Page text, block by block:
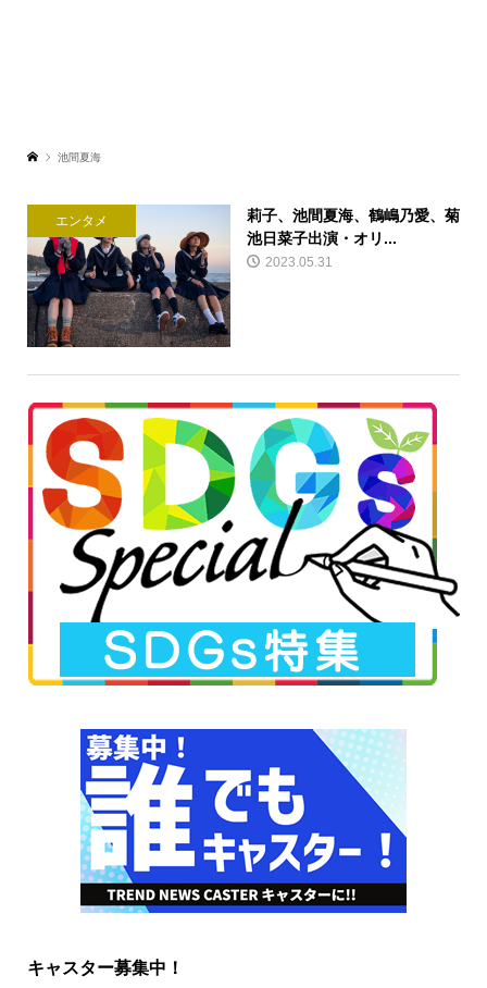
池間夏海
エンタメ
莉子、池間夏海、鶴嶋乃愛、菊
池日菜子出演・オリ...
2023.05.31
キャスター募集中！